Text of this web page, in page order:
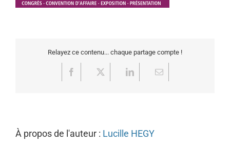
Relayez ce contenu... chaque partage compte !
Facebook LinkedInEmail
À propos de l'auteur : Lucille HEGY